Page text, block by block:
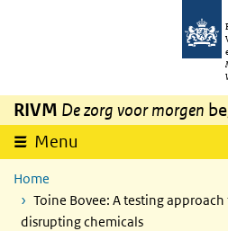
Overslaan en naar de inhoud gaan
RIVM De zorg voor morgen
Menu
Home
Toine Bovee: A testing
disrupting chemicals